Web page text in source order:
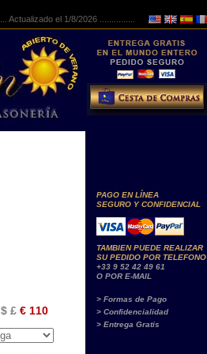
Actualizado el 1/8/2026 ...............
$ £ € 110
PAGO EN LÍNEA
SEGURO Y CONFIDENCIAL
TAMBIEN PUEDE REALIZAR
SU PEDIDO POR TELEFONO
+33 9 52 42 49 61
O POR E-MAIL
> Formas de Pago
> Confidencialidad
> Entrega Gratis